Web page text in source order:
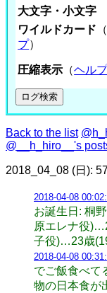
大文字・小文字
ワイルドカード
プ）
圧縮表示 （ヘル
Back to the list
@__h_hiro__'s
2018_04_08 (日):
2018-04-08
お誕生日: 桐
原エレナ役
子役)…23歳
2018-04-08
でご飯食べて
物の日本食が